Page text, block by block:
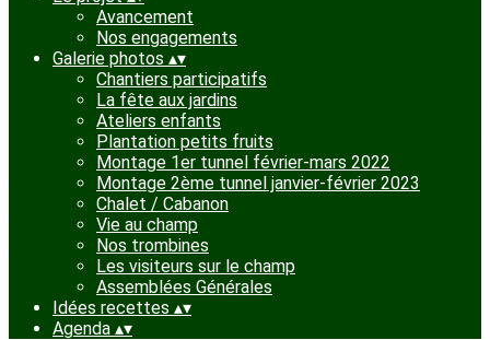
Avancement
Nos engagements
Galerie photos ▴▾
Chantiers participatifs
La fête aux jardins
Ateliers enfants
Plantation petits fruits
Montage 1er tunnel février-mars 2022
Montage 2ème tunnel janvier-février 2023
Chalet / Cabanon
Vie au champ
Nos trombines
Les visiteurs sur le champ
Assemblées Générales
Idées recettes ▴▾
Agenda ▴▾